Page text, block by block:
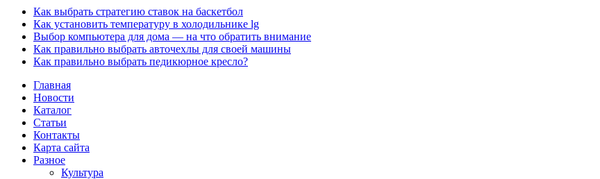
Как выбрать стратегию ставок на баскетбол
Как установить температуру в холодильнике lg
Выбор компьютера для дома — на что обратить внимание
Как правильно выбрать авточехлы для своей машины
Как правильно выбрать педикюрное кресло?
Главная
Новости
Каталог
Статьи
Контакты
Карта сайта
Разное
Культура